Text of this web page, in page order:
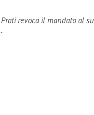
revoca il mandato al